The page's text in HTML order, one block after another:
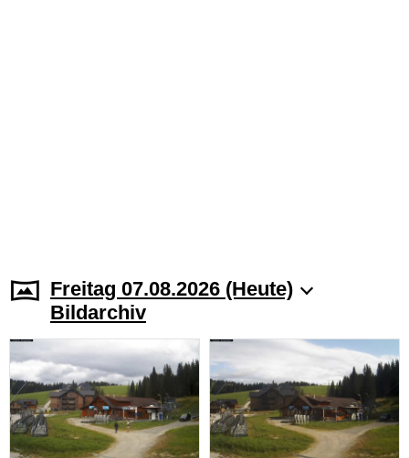
Freitag 07.08.2026 (Heute)
Bildarchiv